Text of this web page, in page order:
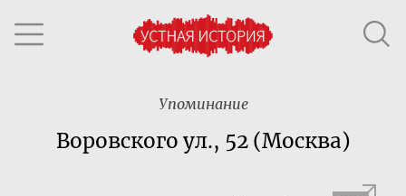
Упоминание
Воровского ул., 52 (Москва)